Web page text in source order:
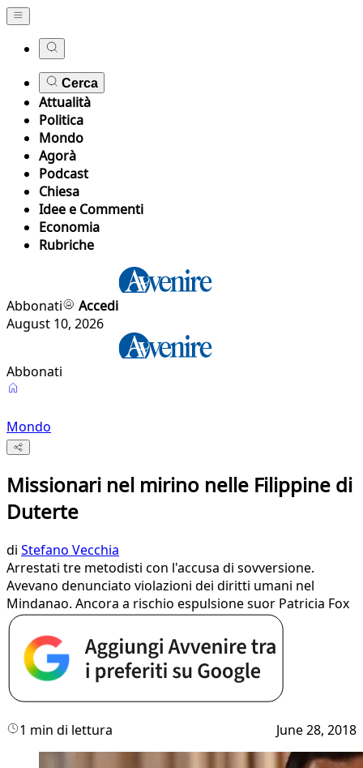
Cerca
Attualità
Politica
Mondo
Agorà
Podcast
Chiesa
Idee e Commenti
Economia
Rubriche
Abbonati
Accedi
August 10, 2026
Abbonati
Mondo
Missionari nel mirino nelle Filippine di
Duterte
di Stefano Vecchia
Arrestati tre metodisti con l'accusa di sovversione.
Avevano denunciato violazioni dei diritti umani nel
Mindanao. Ancora a rischio espulsione suor Patricia Fox
1 min di lettura June 28, 2018